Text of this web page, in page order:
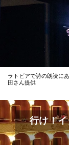
ラトビアで詩の朗読に
田さん提供
行け！